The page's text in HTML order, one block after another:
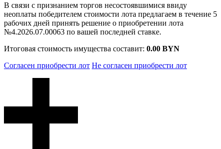
В связи с признанием торгов несостоявшимися ввиду
неоплаты победителем стоимости лота предлагаем в течение 5
рабочих дней принять решение о приобретении лота
№4.2026.07.00063 по вашей последней ставке.
Итоговая стоимость имущества составит: 0.00 BYN
Согласен приобрести лот Не согласен приобрести лот